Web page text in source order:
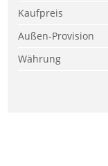
Kaufpreis
Außen-Provision
Währung